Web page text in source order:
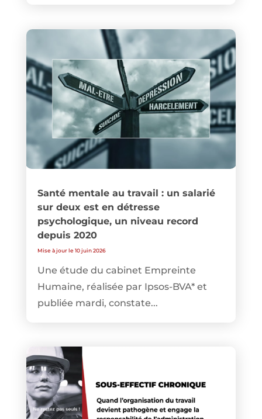
Santé mentale au travail : un salarié
sur deux est en détresse
psychologique, un niveau record
depuis 2020
Mise à jour le 10 juin 2026
Une étude du cabinet Empreinte
Humaine, réalisée par Ipsos-BVA* et
publiée mardi, constate...